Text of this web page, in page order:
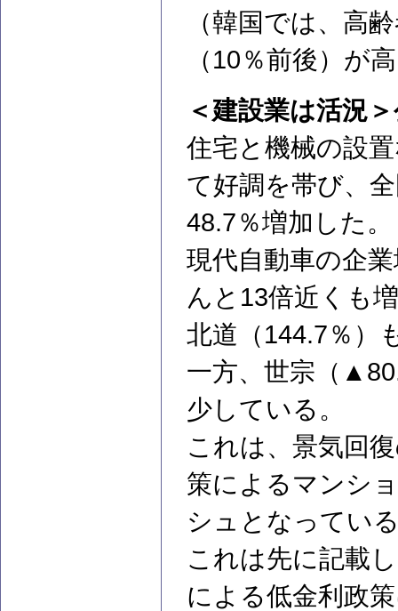
（韓国では、高
（10％前後）が
＜建設業は活況
住宅と機械の設
て好調を帯び、
48.7％増加した。
現代自動車の企
んと13倍近くも
北道（144.7％）
一方、世宗（
少している。
これは、景気回
策によるマンシ
シュとなってい
これは先に記載
による低金利政